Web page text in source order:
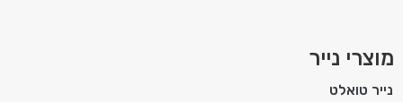
מוצרי נייר
נייר טואלט